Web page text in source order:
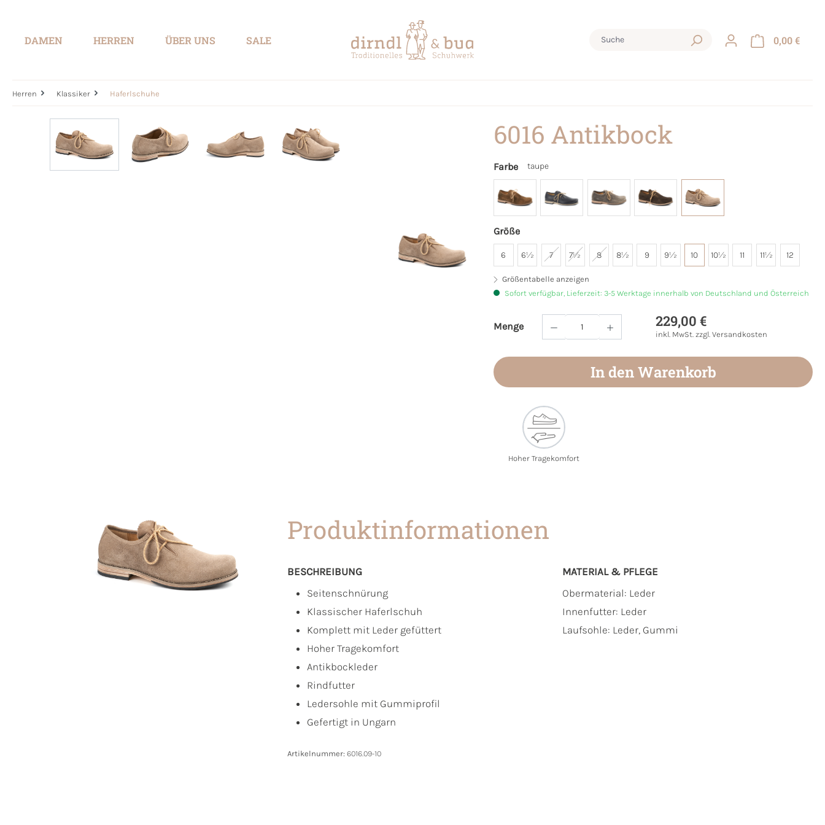
DAMEN HERREN ÜBER UNS SALE 0,00 €
Herren Klassiker Haferlschuhe
6016 Antikbock
Farbe taupe
Größe
6 6½ 7 7½ 8 8½ 9 9½ 10 10½ 11 11½ 12
Größentabelle anzeigen
Sofort verfügbar, Lieferzeit: 3-5 Werktage innerhalb von Deutschland und Österreich
Menge
Produkt Anzahl: Gib den gewünschten Wert ein
229,00 €
inkl. MwSt. zzgl. Versandkosten
In den Warenkorb
Hoher Tragekomfort
Produktinformationen
BESCHREIBUNG
Seitenschnürung
Klassischer Haferlschuh
Komplett mit Leder gefüttert
Hoher Tragekomfort
Antikbockleder
Rindfutter
Ledersohle mit Gummiprofil
Gefertigt in Ungarn
MATERIAL & PFLEGE
Obermaterial: Leder
Innenfutter: Leder
Laufsohle: Leder, Gummi
Artikelnummer: 6016.09-10